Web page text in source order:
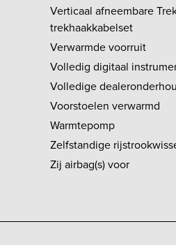
Verticaal afneembare
trekhaakkabelset
Verwarmde voorruit
Volledig digitaal
Volledige
Voorstoelen verwarmd
Warmtepomp
Zelfstandige
Zij airbag(s) voor